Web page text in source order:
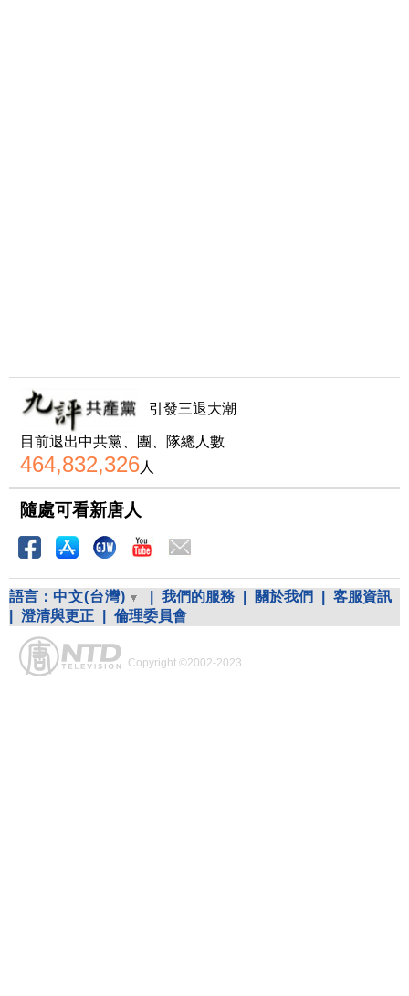
引發三退大潮
目前退出中共黨、團、隊總人數
464,832,326人
隨處可看新唐人
語言： 中文(台灣) 我們的服務 關於我們
客服資訊
澄清與更正 倫理委員會
Copyright ©2002-2023